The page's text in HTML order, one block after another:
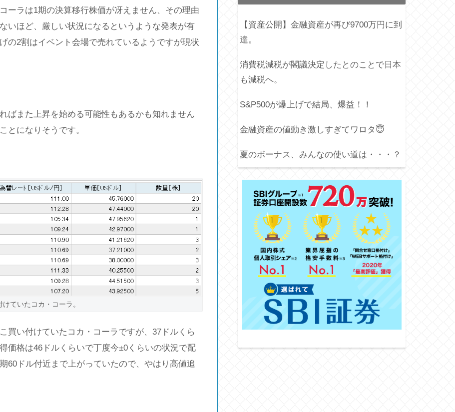
ーラは1期の決算移行株価が冴えません、その理由
いほど、厳しい状況になるというような発表が有
の2割はイベント会場で売れているようですが現状
ばまた上昇を始める可能性もあるかも知れません
とになりそうです。
けていたコカ・コーラ。
買い付けていたコカ・コーラですが、37ドルくら
価格は46ドルくらいで丁度今±0くらいの状況で配
60ドル付近まで上がっていたので、やはり高値追
【資産公開】金融資産が再び9700万円に到
達。
消費税減税が閣議決定したとのことで日本
も減税へ。
S&P500が爆上げで結局、爆益！！
金融資産の値動き激しすぎてワロタ😇
夏のボーナス、みんなの使い道は・・・？